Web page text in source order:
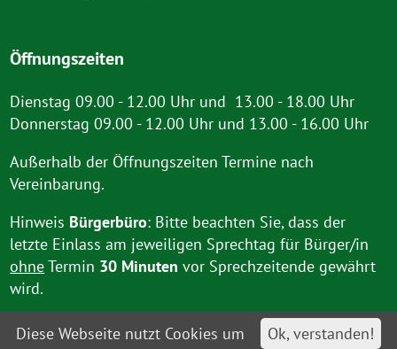
Öffnungszeiten
Dienstag 09.00 - 12.00 Uhr und 13.00 - 18.00 Uhr
Donnerstag 09.00 - 12.00 Uhr und 13.00 - 16.00 Uhr
Außerhalb der Öffnungszeiten Termine nach
Vereinbarung.
Hinweis Bürgerbüro: Bitte beachten Sie, dass der
letzte Einlass am jeweiligen Sprechtag für Bürger/in
ohneTermin 30 Minuten vor Sprechzeitende gewährt
wird.
Ok, verstanden!
Diese Webseite nutzt Cookies um